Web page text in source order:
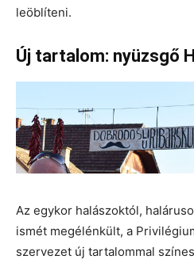
leöblíteni.
Új tartalom: nyüzsgő
Az egykor halászoktól,
ismét megélénkült, a
szervezet új tartalommal